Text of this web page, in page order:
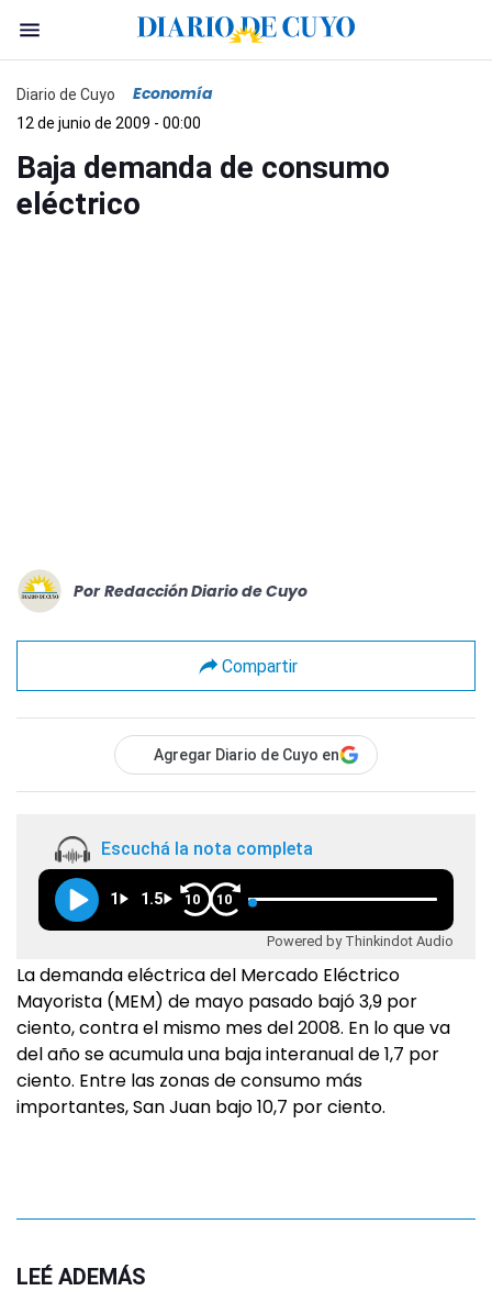
Diario de Cuyo Economía
12 de junio de 2009 - 00:00
Baja demanda de consumo
eléctrico
Por Redacción Diario de Cuyo
Compartir
Agregar Diario de Cuyo en
Escuchá la nota completa
1 1.5 10 10
Powered by Thinkindot Audio
La demanda eléctrica del Mercado Eléctrico
Mayorista (MEM) de mayo pasado bajó 3,9 por
ciento, contra el mismo mes del 2008. En lo que va
del año se acumula una baja interanual de 1,7 por
ciento. Entre las zonas de consumo más
importantes, San Juan bajo 10,7 por ciento.
LEÉ ADEMÁS